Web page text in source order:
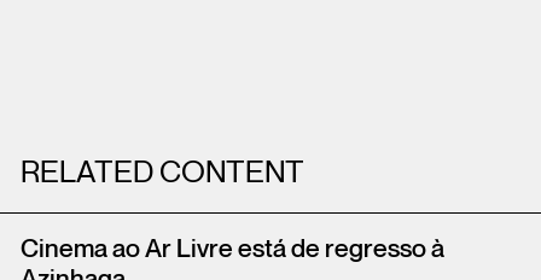
RELATED CONTENT
Cinema ao Ar Livre está de regresso à